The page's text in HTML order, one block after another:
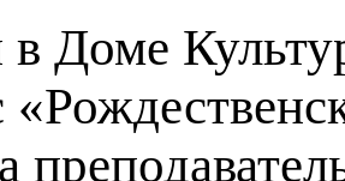
в Доме